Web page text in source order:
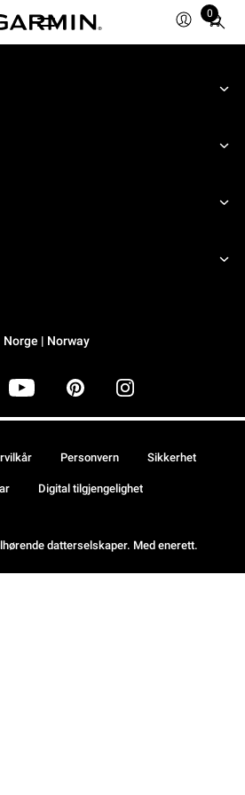
0
Total
items
cart:
Norge | Norway
datterselskaper. Med enerett.
Personvern Sikkerhet
Digital tilgjengelighet